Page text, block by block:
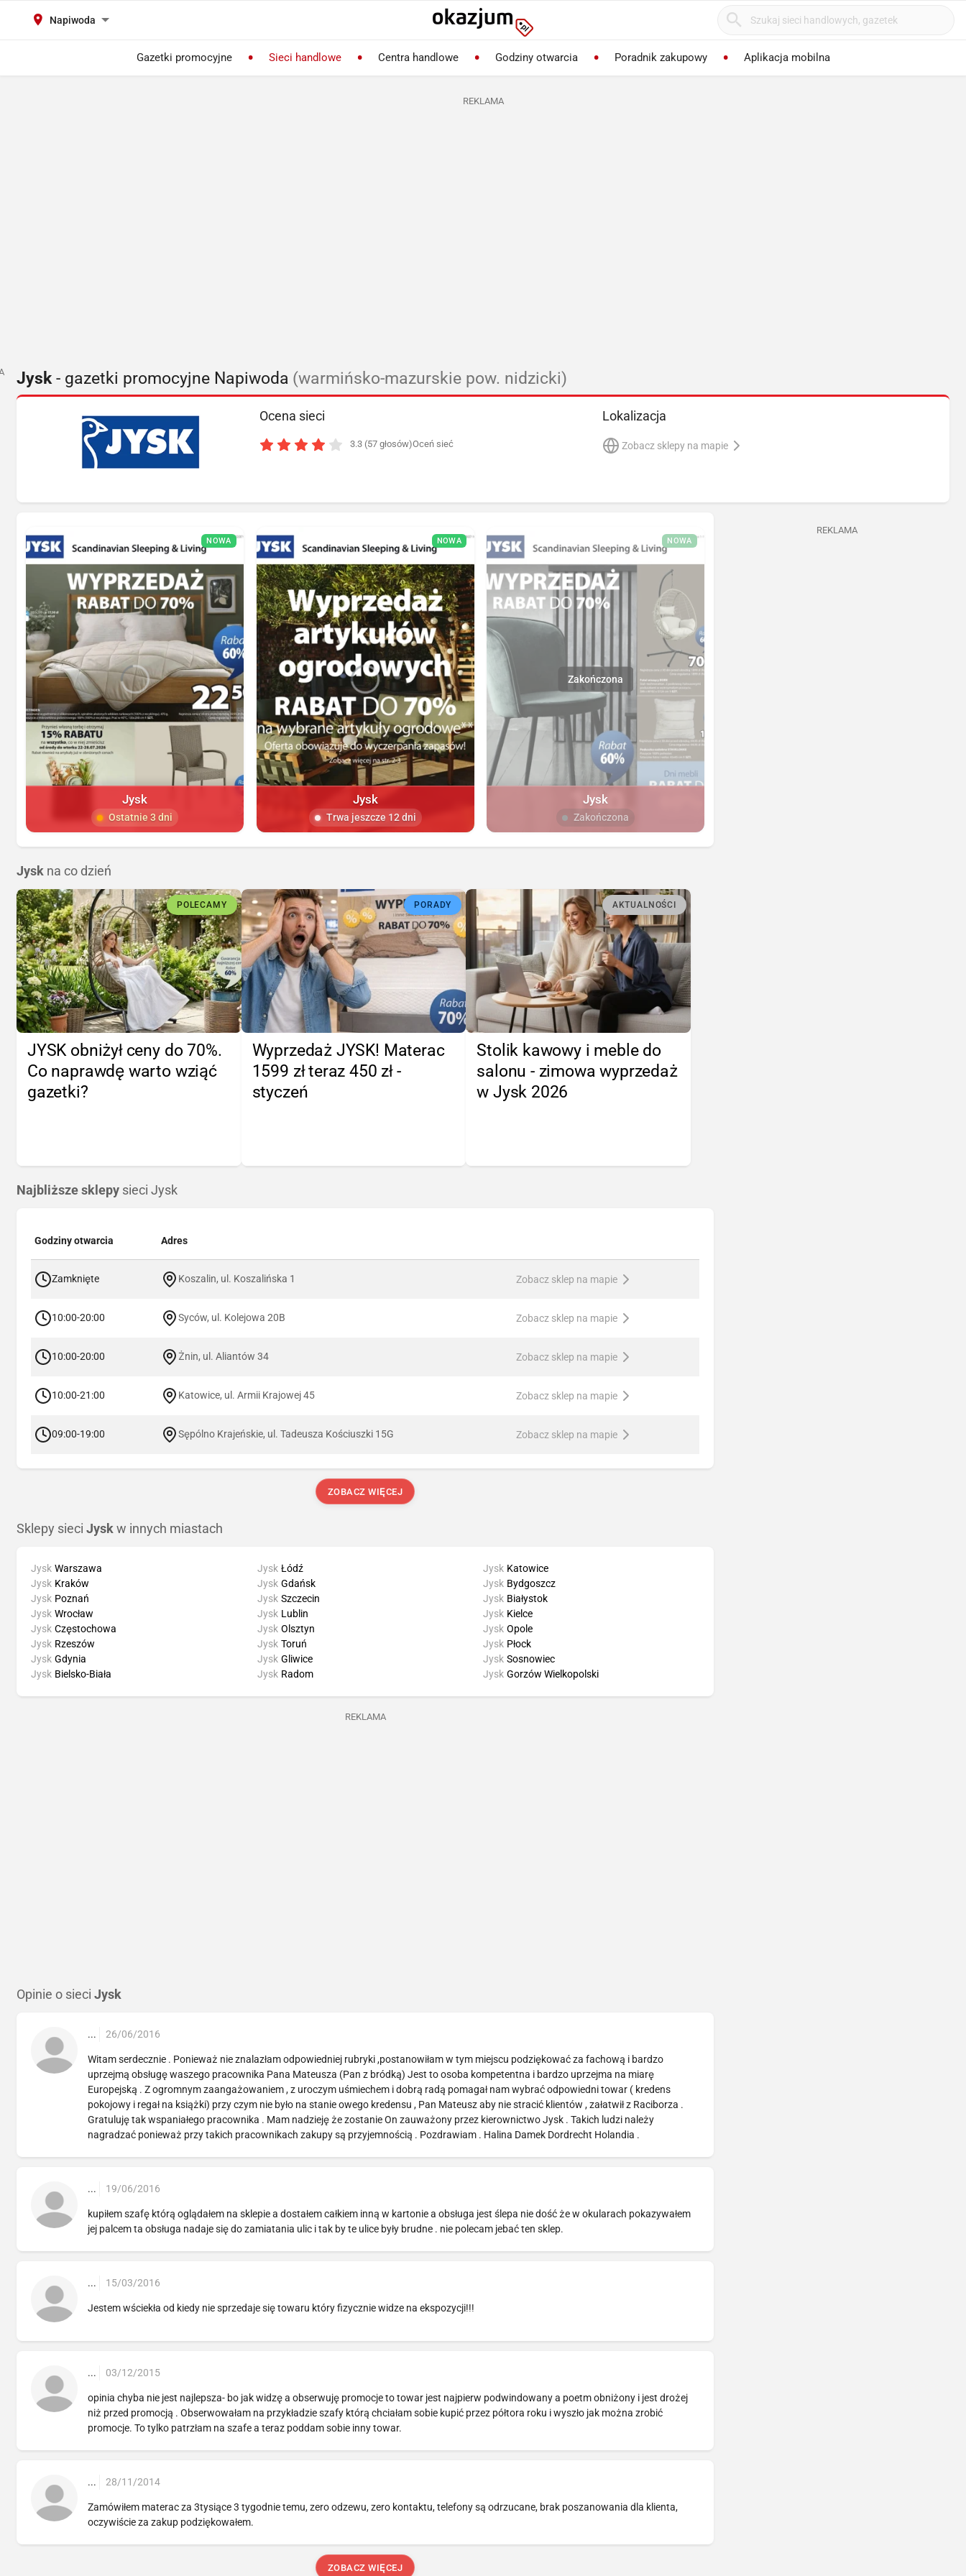
Napiwoda
Gazetki promocyjne Sieci handlowe Centra handlowe Godziny otwarcia Poradnik zakupowy Aplikacja mobilna
REKLAMA
Jysk- gazetki promocyjne Napiwoda (warmińsko-mazurskie pow. nidzicki)
Ocena sieci
3.3 (57 głosów)Oceń sieć
Lokalizacja
Zobacz sklepy na mapie
NOWA
Jysk
Ostatnie 3 dni
NOWA
Jysk
Trwa jeszcze 12 dni
NOWA
Jysk
Zakończona
Jysk na co dzień
POLECAMY
JYSK obniżył ceny do 70%.
Co naprawdę warto wziąć
gazetki?
PORADY
Wyprzedaż JYSK! Materac
1599 zł teraz 450 zł -
styczeń
AKTUALNOŚCI
Stolik kawowy i meble do
salonu - zimowa wyprzedaż
w Jysk 2026
Najbliższe sklepy sieci Jysk
Godziny otwarcia Adres
Zamknięte Koszalin, ul. Koszalińska 1 Zobacz sklep na mapie
10:00-20:00 Syców, ul. Kolejowa 20B Zobacz sklep na mapie
10:00-20:00 Żnin, ul. Aliantów 34 Zobacz sklep na mapie
10:00-21:00 Katowice, ul. Armii Krajowej 45 Zobacz sklep na mapie
09:00-19:00 Sępólno Krajeńskie, ul. Tadeusza Kościuszki 15G Zobacz sklep na mapie
ZOBACZ WIĘCEJ
Sklepy sieci Jysk w innych miastach
Jysk Warszawa
Jysk Kraków
Jysk Poznań
Jysk Wrocław
Jysk Łódź
Jysk Gdańsk
Jysk Szczecin
Jysk Lublin
Jysk Katowice
Jysk Bydgoszcz
Jysk Białystok
Jysk Kielce
Jysk Częstochowa
Jysk Rzeszów
Jysk Gdynia
Jysk Bielsko-Biała
Jysk Olsztyn
Jysk Toruń
Jysk Gliwice
Jysk Radom
Jysk Opole
Jysk Płock
Jysk Sosnowiec
Jysk Gorzów Wielkopolski
REKLAMA
Opinie o sieci Jysk
... 26/06/2016
Witam serdecznie . Ponieważ nie znalazłam odpowiedniej rubryki ,postanowiłam w tym miejscu podziękować za fachową i bardzo
uprzejmą obsługę waszego pracownika Pana Mateusza (Pan z bródką) Jest to osoba kompetentna i bardzo uprzejma na miarę
Europejską . Z ogromnym zaangażowaniem , z uroczym uśmiechem i dobrą radą pomagał nam wybrać odpowiedni towar ( kredens
pokojowy i regał na książki) przy czym nie było na stanie owego kredensu , Pan Mateusz aby nie stracić klientów , załatwił z Raciborza .
Gratuluję tak wspaniałego pracownika . Mam nadzieję że zostanie On zauważony przez kierownictwo Jysk . Takich ludzi należy
nagradzać ponieważ przy takich pracownikach zakupy są przyjemnością . Pozdrawiam . Halina Damek Dordrecht Holandia .
... 19/06/2016
kupiłem szafę którą oglądałem na sklepie a dostałem całkiem inną w kartonie a obsługa jest ślepa nie dość że w okularach pokazywałem
jej palcem ta obsługa nadaje się do zamiatania ulic i tak by te ulice były brudne . nie polecam jebać ten sklep.
... 15/03/2016
Jestem wściekła od kiedy nie sprzedaje się towaru który fizycznie widze na ekspozycji!!!
... 03/12/2015
opinia chyba nie jest najlepsza- bo jak widzę a obserwuję promocje to towar jest najpierw podwindowany a poetm obniżony i jest drożej
niż przed promocją . Obserwowałam na przykładzie szafy którą chciałam sobie kupić przez półtora roku i wyszło jak można zrobić
promocje. To tylko patrzłam na szafe a teraz poddam sobie inny towar.
... 28/11/2014
Zamówiłem materac za 3tysiące 3 tygodnie temu, zero odzewu, zero kontaktu, telefony są odrzucane, brak poszanowania dla klienta,
oczywiście za zakup podziękowałem.
ZOBACZ WIĘCEJ
REKLAMA